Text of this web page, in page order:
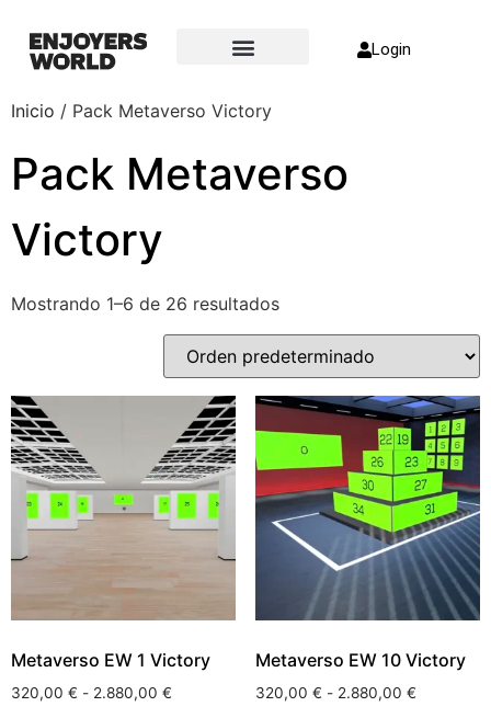
Login
Inicio / Pack Metaverso Victory
Pack Metaverso
Victory
Mostrando 1–6 de 26 resultados
Metaverso EW 1 Victory
320,00 € - 2.880,00 €
Metaverso EW 10 Victory
320,00 € - 2.880,00 €